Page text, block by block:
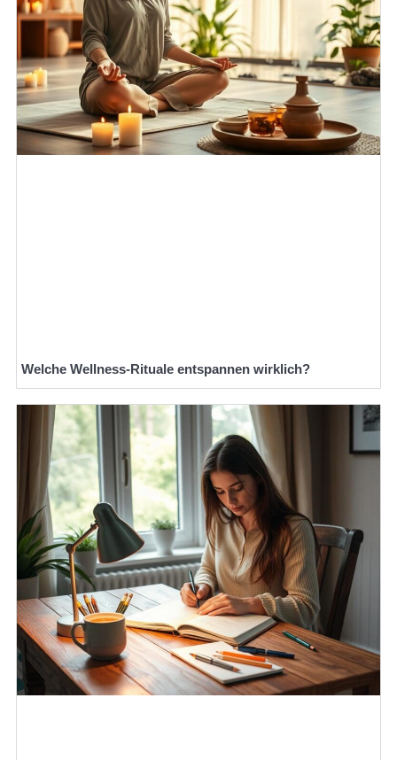
Welche Wellness-Rituale entspannen wirklich?